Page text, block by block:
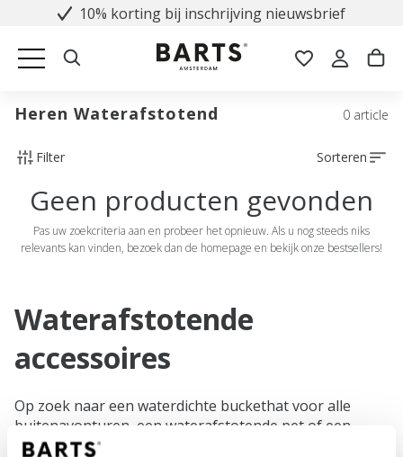
10% korting bij inschrijving nieuwsbrief
Heren Waterafstotend 0 article
Filter Sorteren
Geen producten gevonden
Pas uw zoekcriteria aan en probeer het opnieuw. Als u nog steeds niks
relevants kan vinden, bezoek dan de homepage en bekijk onze bestsellers!
Waterafstotende
accessoires
Op zoek naar een waterdichte buckethat voor alle
buitenavonturen, een waterafstotende pet of een
watervaste rugzak? BARTS is er voor je tijdens de